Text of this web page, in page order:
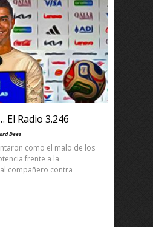
El Radio 3.246
Dees
como el malo de los
frente a la
compañero contra